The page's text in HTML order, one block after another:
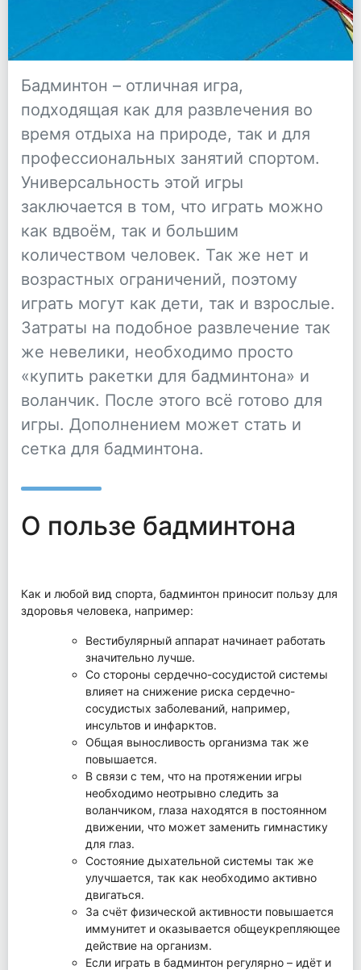
Бадминтон – отличная игра,
подходящая как для развлечения во
время отдыха на природе, так и для
профессиональных занятий спортом.
Универсальность этой игры
заключается в том, что играть можно
как вдвоём, так и большим
количеством человек. Так же нет и
возрастных ограничений, поэтому
играть могут как дети, так и взрослые.
Затраты на подобное развлечение так
же невелики, необходимо просто
«купить ракетки для бадминтона» и
воланчик. После этого всё готово для
игры. Дополнением может стать и
сетка для бадминтона.
О пользе бадминтона
Как и любой вид спорта, бадминтон приносит пользу для
здоровья человека, например:
Вестибулярный аппарат начинает работать
значительно лучше.
Со стороны сердечно-сосудистой системы
влияет на снижение риска сердечно-
сосудистых заболеваний, например,
инсультов и инфарктов.
Общая выносливость организма так же
повышается.
В связи с тем, что на протяжении игры
необходимо неотрывно следить за
воланчиком, глаза находятся в постоянном
движении, что может заменить гимнастику
для глаз.
Состояние дыхательной системы так же
улучшается, так как необходимо активно
двигаться.
За счёт физической активности повышается
иммунитет и оказывается общеукрепляющее
действие на организм.
Если играть в бадминтон регулярно – идёт и